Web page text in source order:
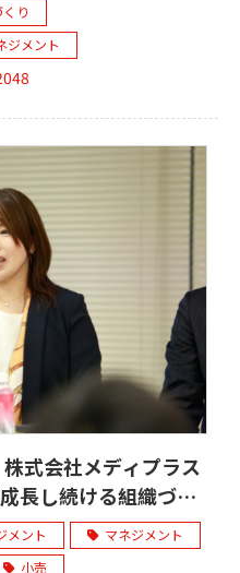
り
ジメント
株式会社メディプラス
長し続ける組織づく
メント
マネジメント
小売